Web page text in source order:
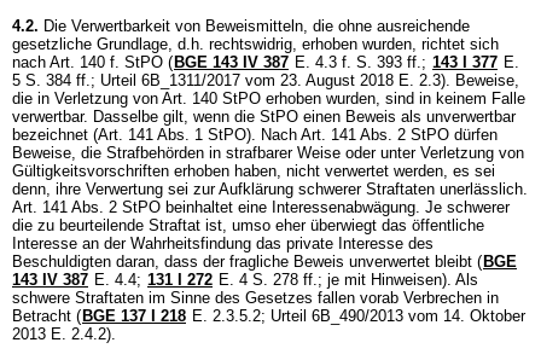
4.2. Die Verwertbarkeit von Beweismitteln, die ohne ausreichende
gesetzliche Grundlage, d.h. rechtswidrig, erhoben wurden, richtet sich
nach Art. 140 f. StPO ( BGE 143 IV 387 E. 4.3 f. S. 393 ff.; 143 I 377 E.
5 S. 384 ff.; Urteil 6B_1311/2017 vom 23. August 2018 E. 2.3). Beweise,
die in Verletzung von Art. 140 StPO erhoben wurden, sind in keinem Falle
verwertbar. Dasselbe gilt, wenn die StPO einen Beweis als unverwertbar
bezeichnet (Art. 141 Abs. 1 StPO). Nach Art. 141 Abs. 2 StPO dürfen
Beweise, die Strafbehörden in strafbarer Weise oder unter Verletzung von
Gültigkeitsvorschriften erhoben haben, nicht verwertet werden, es sei
denn, ihre Verwertung sei zur Aufklärung schwerer Straftaten unerlässlich.
Art. 141 Abs. 2 StPO beinhaltet eine Interessenabwägung. Je schwerer
die zu beurteilende Straftat ist, umso eher überwiegt das öffentliche
Interesse an der Wahrheitsfindung das private Interesse des
Beschuldigten daran, dass der fragliche Beweis unverwertet bleibt ( BGE
143 IV 387 E. 4.4; 131 I 272 E. 4 S. 278 ff.; je mit Hinweisen). Als
schwere Straftaten im Sinne des Gesetzes fallen vorab Verbrechen in
Betracht ( BGE 137 I 218 E. 2.3.5.2; Urteil 6B_490/2013 vom 14. Oktober
2013 E. 2.4.2).